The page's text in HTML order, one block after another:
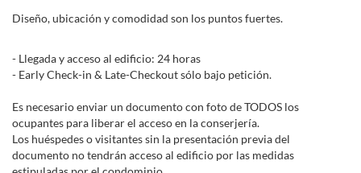
Diseño, ubicación y comodidad son los puntos fuertes.
- Llegada y acceso al edificio: 24 horas
- Early Check-in & Late-Checkout sólo bajo petición.
Es necesario enviar un documento con foto de TODOS los
ocupantes para liberar el acceso en la conserjería.
Los huéspedes o visitantes sin la presentación previa del
documento no tendrán acceso al edificio por las medidas